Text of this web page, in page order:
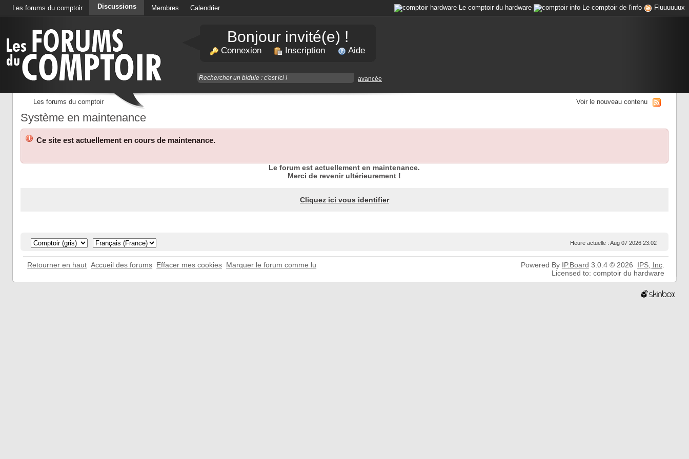
Les forums du comptoir Discussions Membres Calendrier Le comptoir du hardware Le comptoir de l'info Fluuuuuux
Bonjour invité(e) !
Connexion Inscription Aide
avancée
Les forums du comptoir Voir le nouveau contenu
Système en maintenance
Ce site est actuellement en cours de maintenance.
Le forum est actuellement en maintenance.
Merci de revenir ultérieurement !
Cliquez ici vous identifier
Heure actuelle : Aug 07 2026 23:02
Retourner en haut Accueil des forums Effacer mes cookies Marquer le forum comme lu Powered By IP.Board 3.0.4 © 2026 IPS, Inc.
Licensed to: comptoir du hardware